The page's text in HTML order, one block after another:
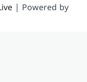
| Powered by